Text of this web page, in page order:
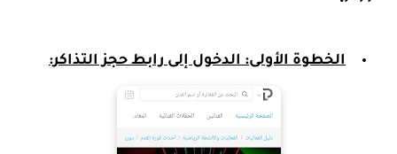
الخطوةالأولى:الدخول إلى رابط حجز التذاكر: